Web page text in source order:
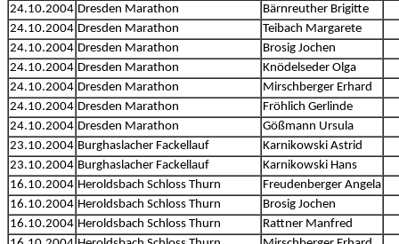
24.10.2004 Dresden Marathon
Bärnreuther Brigitte
24.10.2004 Dresden Marathon
Teibach Margarete
24.10.2004 Dresden Marathon
Brosig Jochen
24.10.2004 Dresden Marathon
Knödelseder Olga
24.10.2004 Dresden Marathon
Mirschberger Erhard
24.10.2004 Dresden Marathon
Fröhlich Gerlinde
24.10.2004 Dresden Marathon
Gößmann Ursula
23.10.2004 Burghaslacher Fackellauf
Karnikowski Astrid
23.10.2004 Burghaslacher Fackellauf
Karnikowski Hans
16.10.2004 Heroldsbach Schloss Thurn
Freudenberger Angela
16.10.2004 Heroldsbach Schloss Thurn
Brosig Jochen
16.10.2004 Heroldsbach Schloss Thurn
Rattner Manfred